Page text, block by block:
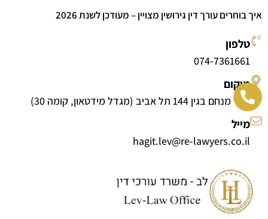
איך בוחרים עורך דין גירושין מצויין – מעודכן לשנת 2026
טלפון
074-7361661
מיקום
דרך מנחם בגין 144 תל אביב (מגדל מידטאון, קומה 30)
מייל
hagit.lev@re-lawyers.co.il